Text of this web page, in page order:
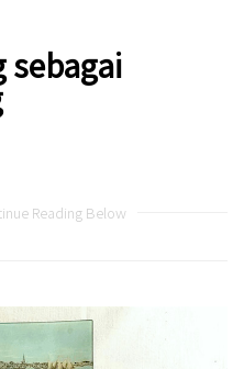
sebagai
Reading Below